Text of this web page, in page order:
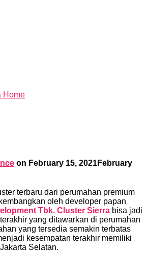
Home
on February 15, 2021February
terbaru dari perumahan premium
oleh developer papan
Tbk. Cluster Sierra bisa jadi
yang ditawarkan di perumahan
yang tersedia semakin terbatas
kesempatan terakhir memiliki
Selatan.